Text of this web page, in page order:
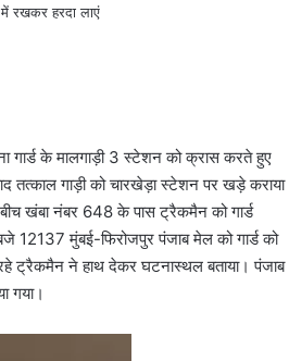
गार्ड के मालगाड़ी 3 स्टेशन को क्रास करते हुए
तत्काल गाड़ी को चारखेड़ा स्टेशन पर खड़े कराया
खंबा नंबर 648 के पास ट्रैकमैन को गार्ड
12137 मुंबई-फिरोजपुर पंजाब मेल को गार्ड को
ट्रैकमैन ने हाथ देकर घटनास्थल बताया। पंजाब
गया।